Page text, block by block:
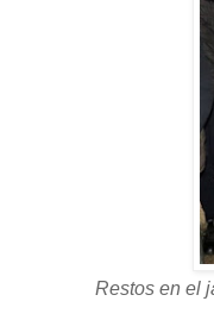
Restos en el